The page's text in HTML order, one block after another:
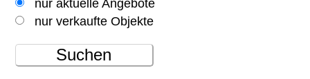
nur aktuelle Angebote
nur verkaufte Objekte
Suchen